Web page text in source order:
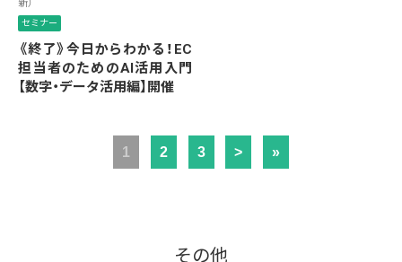
新）
セミナー
《終了》今日からわかる！EC
担当者のためのAI活用入門
【数字・データ活用編】開催
1 2 3 > »
その他